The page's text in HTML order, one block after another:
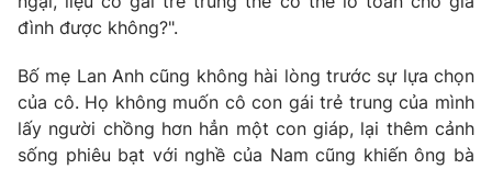
đình được không?".
Bố mẹ Lan Anh cũng không hài lòng trước sự lựa chọn
của cô. Họ không muốn cô con gái trẻ trung của mình
lấy người chồng hơn hẳn một con giáp, lại thêm cảnh
sống phiêu bạt với nghề của Nam cũng khiến ông bà